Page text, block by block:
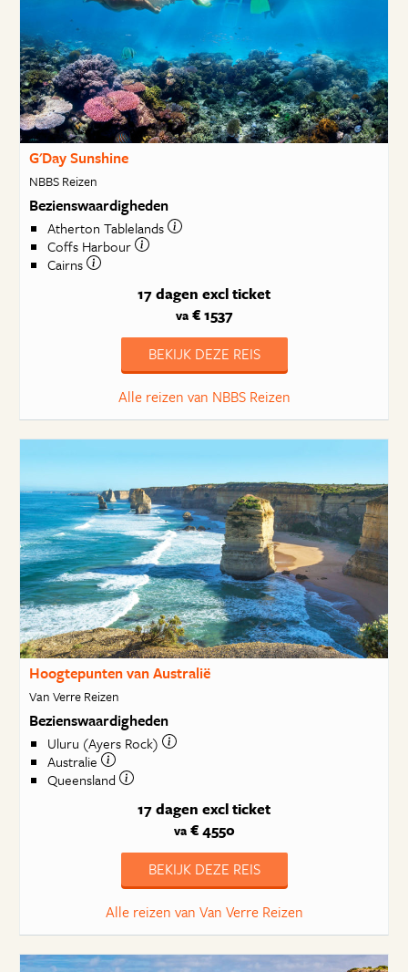
G'Day Sunshine
NBBS Reizen
Bezienswaardigheden
Atherton Tablelands
Coffs Harbour
Cairns
17 dagen excl ticket
va€ 1537
BEKIJK DEZE REIS
Alle reizen van NBBS Reizen
Hoogtepunten van Australië
Van Verre Reizen
Bezienswaardigheden
Uluru (Ayers Rock)
Australie
Queensland
17 dagen excl ticket
va€ 4550
BEKIJK DEZE REIS
Alle reizen van Van Verre Reizen